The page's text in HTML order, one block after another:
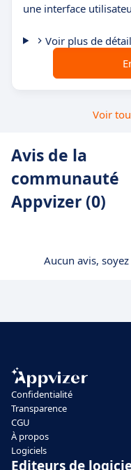
une interface
Voir plus de
Voir
Avis de la
communauté
Appvizer (0)
Aucun avis,
Confidentialité
Transparence
CGU
À propos
Logiciels
Editeurs de